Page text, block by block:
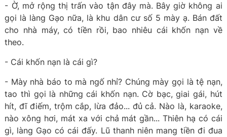
- Ờ, mở rộng thị trấn vào tận đây mà. Bây giờ không ai
gọi là làng Gạo nữa, là khu dân cư số 5 mày ạ. Bán đất
cho nhà máy, có tiền rồi, bao nhiêu cái khốn nạn về
theo.
- Cái khốn nạn là cái gì?
- Mày nhà báo to mà ngố nhỉ? Chúng mày gọi là tệ nạn,
tao thì gọi là những cái khốn nạn. Cờ bạc, giai gái, hút
hít, đĩ điếm, trộm cắp, lừa đảo... đủ cả. Nào là, karaoke,
nào xông hơi, mát xa với chả mát gần... Thiên hạ có cái
gì, làng Gạo có cái đấy. Lũ thanh niên mang tiền đi đua